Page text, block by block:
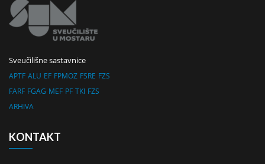
Sveučilišne sastavnice
APTF ALU EF FPMOZ FSRE FZS
FARF FGAG MEF PF TKI FZS
ARHIVA
KONTAKT